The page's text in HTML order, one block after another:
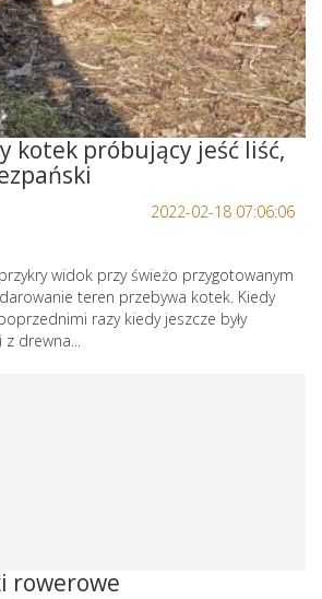
kotek próbujący jeść liść,
2022-02-18 07:06:06
widok przy świeżo przygotowanym
teren przebywa kotek. Kiedy
razy kiedy jeszcze były
z drewna...
rowerowe